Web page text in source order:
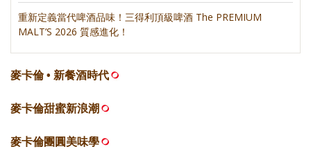
重新定義當代啤酒品味！三得利頂級啤酒 The PREMIUM
MALT’S 2026 質感進化！
麥卡倫 • 新餐酒時代
麥卡倫甜蜜新浪潮
麥卡倫團圓美味學